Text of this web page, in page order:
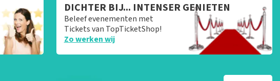
DICHTER BIJ... INTENSER GENIETEN
Beleef evenementen met
Tickets van TopTicketShop!
Zo werken wij